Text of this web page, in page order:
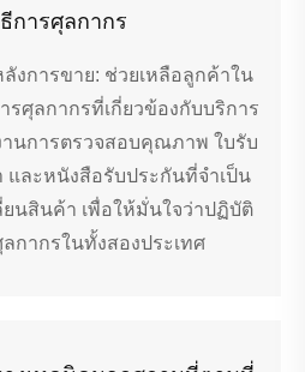
การศุลกากร
งการขาย: ช่วยเหลือลูกค้าใน
รศุลกากรที่เกี่ยวข้องกับบริการ
านการตรวจสอบคุณภาพ ใบรับ
และหนังสือรับประกันที่จำเป็น
นสินค้า เพื่อให้มั่นใจว่าปฏิบัติ
กากรในทั้งสองประเทศ